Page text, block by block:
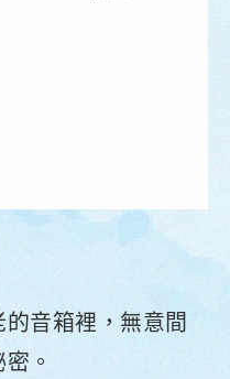
音箱裡，無意間
。